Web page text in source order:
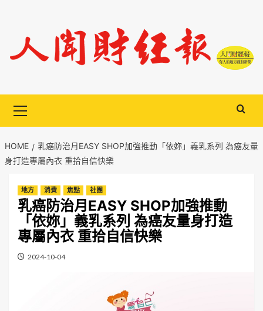
content
Menu
HOME
乳癌防治月EASY SHOP加強推動「依妳」義乳系列 為癌友量
身打造專屬內衣​ 重拾自信快樂
地方 消費 焦點 社團
乳癌防治月EASY SHOP加強推動
「依妳」義乳系列 為癌友量身打造
專屬內衣​ 重拾自信快樂
2024-10-04